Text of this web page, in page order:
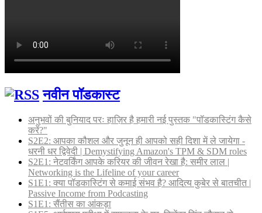
नवीन पॉडकास्ट
अनुभवों की बुनियाद परः हाज़िर है हमारी नई पुस्तक "पॉडकास्टिंग कैसे
करें?"
S2E2: आपका कौशल और जुनून ही आपको सही दिशा में ले जायेगा -
धरनी धर द्विवेदी | Demystifying Amazon's TPM & SDM roles
S2E1: नेटवर्किंग आपके करियर की जीवन रेखा है: समीर लाल |
Networking is the Lifeline of your career
S1E1: क्या पॉडकास्टिंग से कमाई संभव है? आदित्य कुबेर से बातचीत |
Passive Income from Podcasting
S1E1: सैंतीस का आंकड़ा